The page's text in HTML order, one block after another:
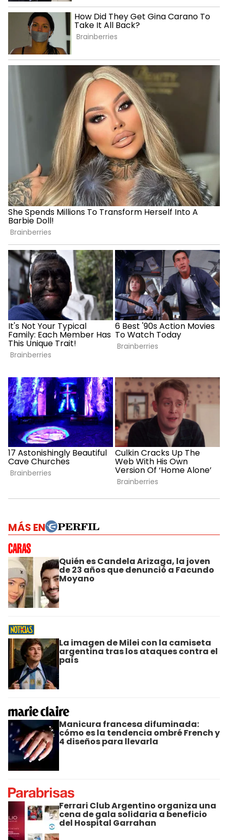
MÁS EN
Quién es Candela Arizaga, la joven
de 23 años que denunció a Facundo
Moyano
La imagen de Milei con la camiseta
argentina tras los ataques contra el
país
Manicura francesa difuminada:
cómo es la tendencia ombré French y
4 diseños para llevarla
Ferrari Club Argentino organiza una
cena de gala solidaria a beneficio
del Hospital Garrahan